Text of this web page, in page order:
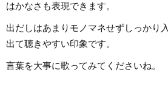
はかなさも表現できます。
出だしはあまりモノマネせずしっかり
出て聴きやすい印象です。
言葉を大事に歌ってみてくださいね。